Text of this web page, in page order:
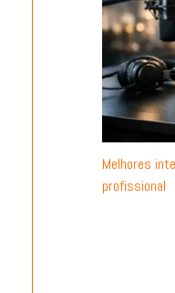
Melhores
profissional